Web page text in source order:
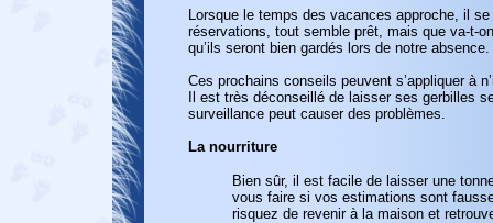
Lorsque le temps des vacances approche, il se
réservations, tout semble prêt, mais que va-t-
qu’ils seront bien gardés lors de notre absence.
Ces prochains conseils peuvent s’appliquer à
Il est très déconseillé de laisser ses gerbilles
surveillance peut causer des problèmes.
La nourriture
Bien sûr, il est facile de laisser une
vous faire si vos estimations sont
risquez de revenir à la maison et